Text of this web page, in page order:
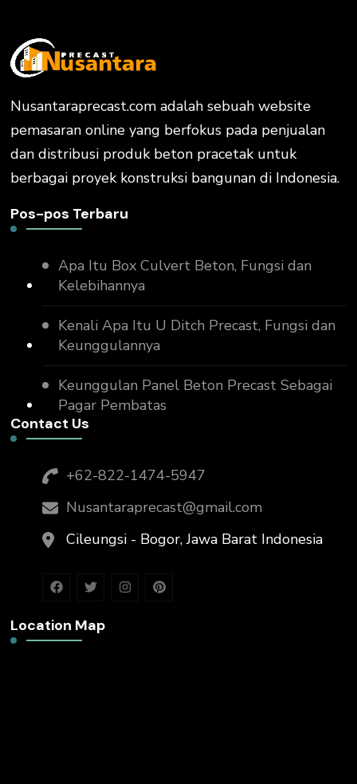
Nusantaraprecast.com adalah sebuah website
pemasaran online yang berfokus pada penjualan
dan distribusi produk beton pracetak untuk
berbagai proyek konstruksi bangunan di Indonesia.
Pos-pos Terbaru
Apa Itu Box Culvert Beton, Fungsi dan
Kelebihannya
Kenali Apa Itu U Ditch Precast, Fungsi dan
Keunggulannya
Keunggulan Panel Beton Precast Sebagai
Pagar Pembatas
Contact Us
+62-822-1474-5947
Nusantaraprecast@gmail.com
Cileungsi - Bogor, Jawa Barat Indonesia
Location Map